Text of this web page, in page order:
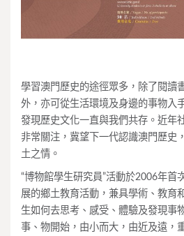
學習澳門歷史的途徑眾多，除了閱讀
外，亦可從生活環境及身邊的事物入
發現歷史文化一直與我們共存。近年
非常關注，冀望下一代認識澳門歷史
土之情。
“博物館學生研究員”活動於2006年首
展的鄉土教育活動，兼具學術、教育
生如何去思考、感受、體驗及發現事
事、物開始，由小而大，由近及遠，